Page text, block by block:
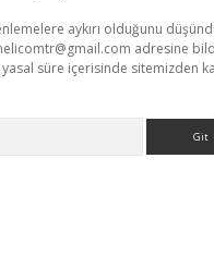
aykırı olduğunu
adresine
süre içerisinde sitemizden